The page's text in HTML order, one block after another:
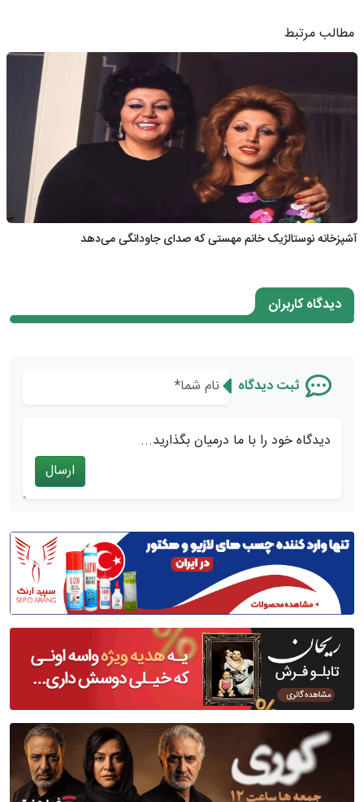
مطالب مرتبط
آشپزخانه نوستالژیک خانم مهستی که صدای جاودانگی می‌دهد
دیدگاه کاربران
ثبت دیدگاه
دیدگاه خود را با ما درمیان بگذارید...
ارسال